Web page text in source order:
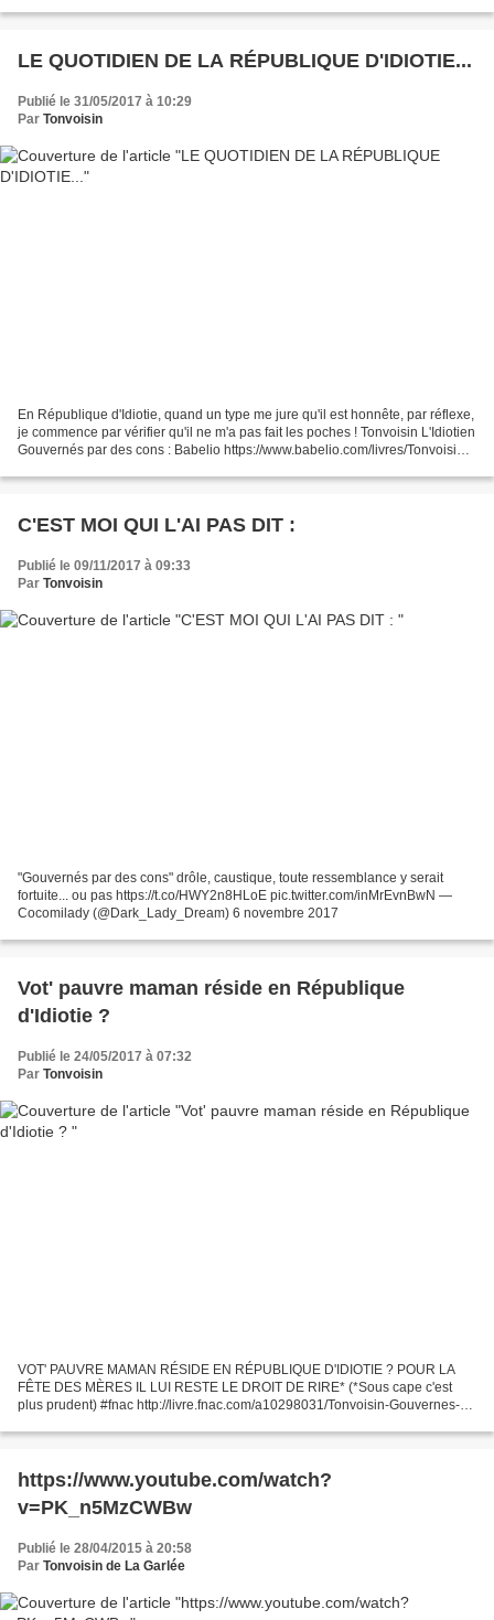
LE QUOTIDIEN DE LA RÉPUBLIQUE D'IDIOTIE...
Publié le 31/05/2017 à 10:29
Par Tonvoisin
En République d'Idiotie, quand un type me jure qu'il est honnête, par réflexe,
je commence par vérifier qu'il ne m'a pas fait les poches ! Tonvoisin L'Idiotien
Gouvernés par des cons : Babelio https://www.babelio.com/livres/Tonvoisin-
C'EST MOI QUI L'AI PAS DIT :
Publié le 09/11/2017 à 09:33
Par Tonvoisin
"Gouvernés par des cons" drôle, caustique, toute ressemblance y serait
fortuite... ou pas https://t.co/HWY2n8HLoE pic.twitter.com/inMrEvnBwN —
Cocomilady (@Dark_Lady_Dream) 6 novembre 2017
Vot' pauvre maman réside en République
d'Idiotie ?
Publié le 24/05/2017 à 07:32
Par Tonvoisin
VOT' PAUVRE MAMAN RÉSIDE EN RÉPUBLIQUE D'IDIOTIE ? POUR LA
FÊTE DES MÈRES IL LUI RESTE LE DROIT DE RIRE* (*Sous cape c'est
plus prudent) #fnac http://livre.fnac.com/a10298031/Tonvoisin-Gouvernes-
https://www.youtube.com/watch?
v=PK_n5MzCWBw
Publié le 28/04/2015 à 20:58
Par Tonvoisin de La Garlée